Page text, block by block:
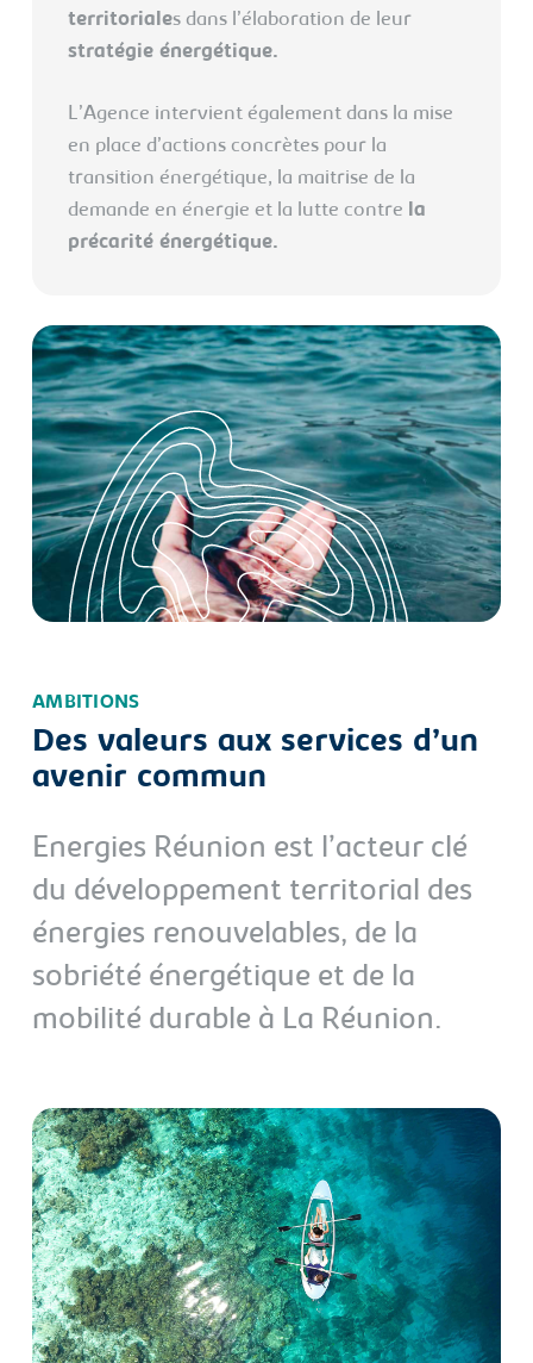
territoriales dans l’élaboration de leur
stratégie énergétique.
L’Agence intervient également dans la mise
en place d’actions concrètes pour la
transition énergétique, la maitrise de la
demande en énergie et la lutte contre la
précarité énergétique.
AMBITIONS
Des valeurs aux services d’un
avenir commun
Energies Réunion est l’acteur clé
du développement territorial des
énergies renouvelables, de la
sobriété énergétique et de la
mobilité durable à La Réunion.